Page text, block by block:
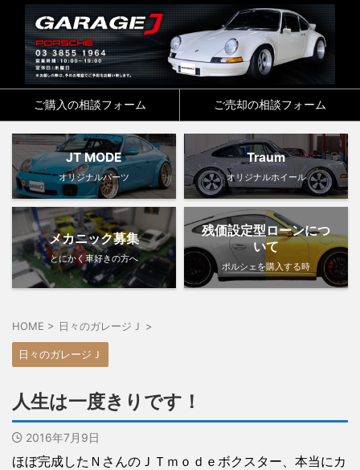
ご購入の相談フォーム ご売却の相談フォーム
JT MODE
オリジナルパーツ
Traum
オリジナルホイール
メカニック募集
とにかく車好きの方へ
残価設定型ローンにつ
いて
ポルシェを購入する時
HOME > 日々のガレージＪ >
日々のガレージＪ
人生は一度きりです！
2016年7月9日
ほぼ完成したＮさんのＪＴｍｏｄｅボクスター、本当にカ